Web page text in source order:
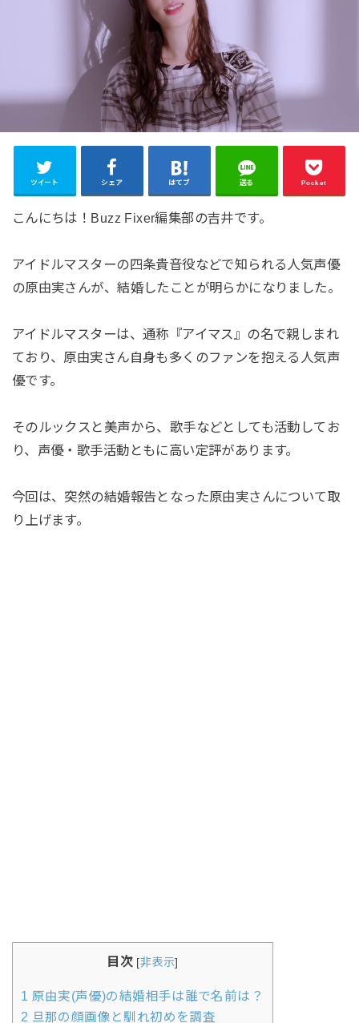
ツイート シェア はてブ 送る Pocket
こんにちは！Buzz Fixer編集部の吉井です。
アイドルマスターの四条貴音役などで知られる人気声優
の原由実さんが、結婚したことが明らかになりました。
アイドルマスターは、通称『アイマス』の名で親しまれ
ており、原由実さん自身も多くのファンを抱える人気声
優です。
そのルックスと美声から、歌手などとしても活動してお
り、声優・歌手活動ともに高い定評があります。
今回は、突然の結婚報告となった原由実さんについて取
り上げます。
目次 [非表示]
1 原由実(声優)の結婚相手は誰で名前は？
2 旦那の顔画像と馴れ初めを調査